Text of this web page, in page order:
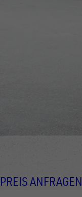
PREIS ANFRAGEN